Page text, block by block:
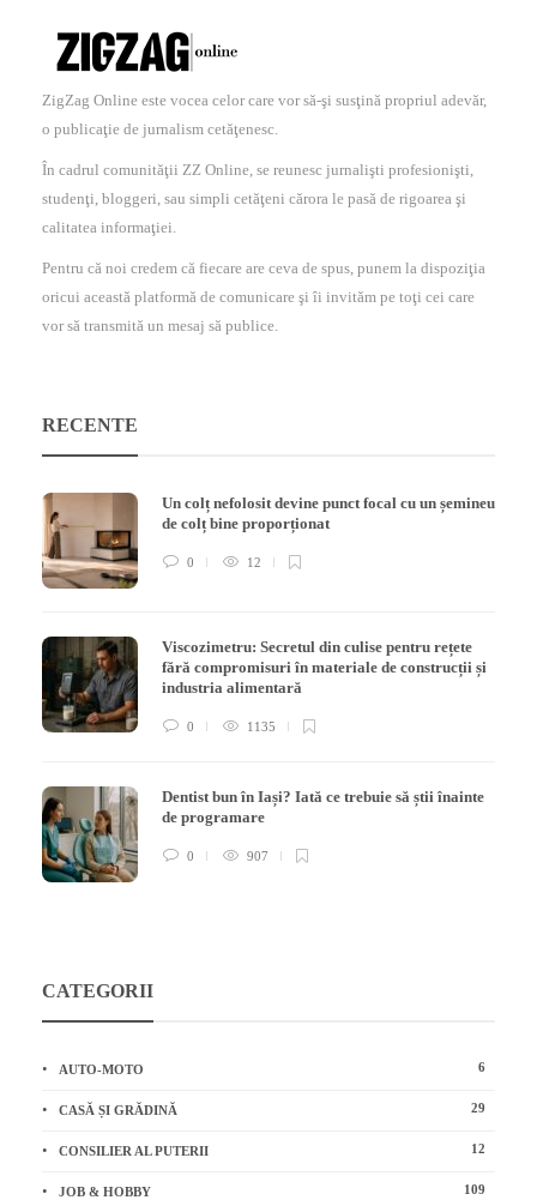
ZigZag Online este vocea celor care vor să-şi susţină propriul adevăr,
o publicaţie de jurnalism cetăţenesc.
În cadrul comunităţii ZZ Online, se reunesc jurnalişti profesionişti,
studenţi, bloggeri, sau simpli cetăţeni cărora le pasă de rigoarea şi
calitatea informaţiei.
Pentru că noi credem că fiecare are ceva de spus, punem la dispoziţia
oricui această platformă de comunicare şi îi invităm pe toţi cei care
vor să transmită un mesaj să publice.
RECENTE
Un colț nefolosit devine punct focal cu un șemineu
de colț bine proporționat
0 12
Viscozimetru: Secretul din culise pentru rețete
fără compromisuri în materiale de construcții și
industria alimentară
0 1135
Dentist bun în Iași? Iată ce trebuie să știi înainte
de programare
0 907
CATEGORII
AUTO-MOTO 6
CASĂ ȘI GRĂDINĂ 29
CONSILIER AL PUTERII 12
JOB & HOBBY 109